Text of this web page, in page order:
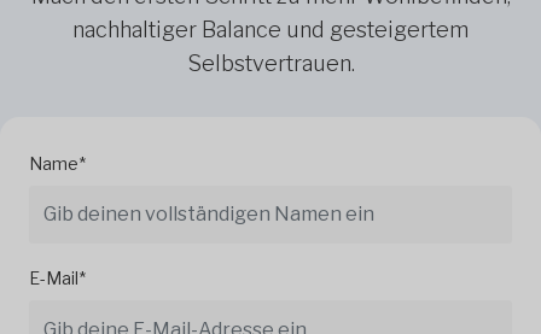
nachhaltiger Balance und gesteigertem
Selbstvertrauen.
Name*
E-Mail*